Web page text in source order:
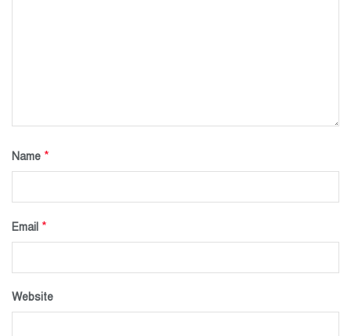
Name *
Email *
Website